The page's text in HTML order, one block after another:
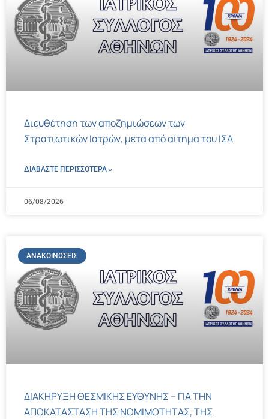
Διευθέτηση των αποζημιώσεων των
Στρατιωτικών Ιατρών, μετά από αίτημα του ΙΣΑ
ΔΙΑΒΑΣΤΕ ΠΕΡΙΣΣΌΤΕΡΑ »
06/08/2026
ΑΝΑΚΟΙΝΏΣΕΙΣ
ΔΙΑΚΗΡΥΞΗ ΘΕΣΜΙΚΗΣ ΕΥΘΥΝΗΣ – ΓΙΑ ΤΗΝ
ΑΠΟΚΑΤΑΣΤΑΣΗ ΤΗΣ ΝΟΜΙΜΟΤΗΤΑΣ, ΤΗΣ